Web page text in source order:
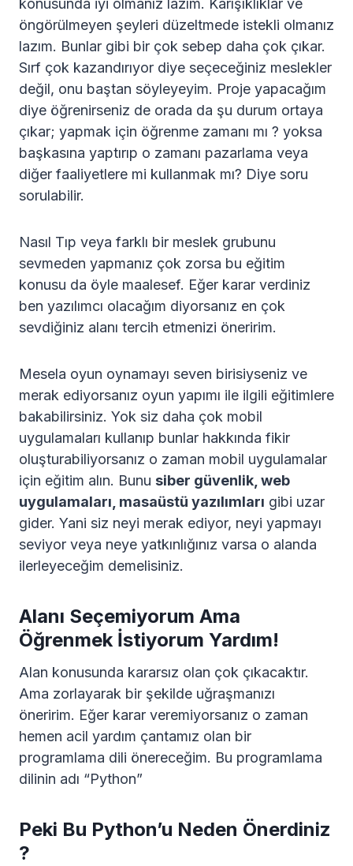
konusunda iyi olmanız lazım. Karışıklıklar ve
öngörülmeyen şeyleri düzeltmede istekli olmanız
lazım. Bunlar gibi bir çok sebep daha çok çıkar.
Sırf çok kazandırıyor diye seçeceğiniz meslekler
değil, onu baştan söyleyeyim. Proje yapacağım
diye öğrenirseniz de orada da şu durum ortaya
çıkar; yapmak için öğrenme zamanı mı ? yoksa
başkasına yaptırıp o zamanı pazarlama veya
diğer faaliyetlere mi kullanmak mı? Diye soru
sorulabilir.
Nasıl Tıp veya farklı bir meslek grubunu
sevmeden yapmanız çok zorsa bu eğitim
konusu da öyle maalesef. Eğer karar verdiniz
ben yazılımcı olacağım diyorsanız en çok
sevdiğiniz alanı tercih etmenizi öneririm.
Mesela oyun oynamayı seven birisiyseniz ve
merak ediyorsanız oyun yapımı ile ilgili eğitimlere
bakabilirsiniz. Yok siz daha çok mobil
uygulamaları kullanıp bunlar hakkında fikir
oluşturabiliyorsanız o zaman mobil uygulamalar
için eğitim alın. Bunu siber güvenlik, web
uygulamaları, masaüstü yazılımları gibi uzar
gider. Yani siz neyi merak ediyor, neyi yapmayı
seviyor veya neye yatkınlığınız varsa o alanda
ilerleyeceğim demelisiniz.
Alanı Seçemiyorum Ama
Öğrenmek İstiyorum Yardım!
Alan konusunda kararsız olan çok çıkacaktır.
Ama zorlayarak bir şekilde uğraşmanızı
öneririm. Eğer karar veremiyorsanız o zaman
hemen acil yardım çantamız olan bir
programlama dili önereceğim. Bu programlama
dilinin adı “Python”
Peki Bu Python’u Neden Önerdiniz
?